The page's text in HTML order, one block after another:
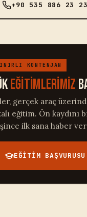
+90 535 886 23 23
KONTENJAN
EĞİTİMLERİMİZ
gerçek araç
eğitim. Ön kaydını
ilk sana haber
EĞİTİM BAŞVURUSU